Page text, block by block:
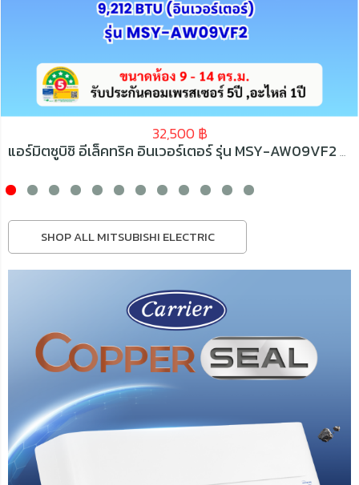
32,500 ฿
แอร์มิตซูบิชิ อีเล็คทริค อินเวอร์เตอร์ รุ่น MSY-AW09VF2 ขนาด 9212 BTU
SHOP ALL MITSUBISHI ELECTRIC